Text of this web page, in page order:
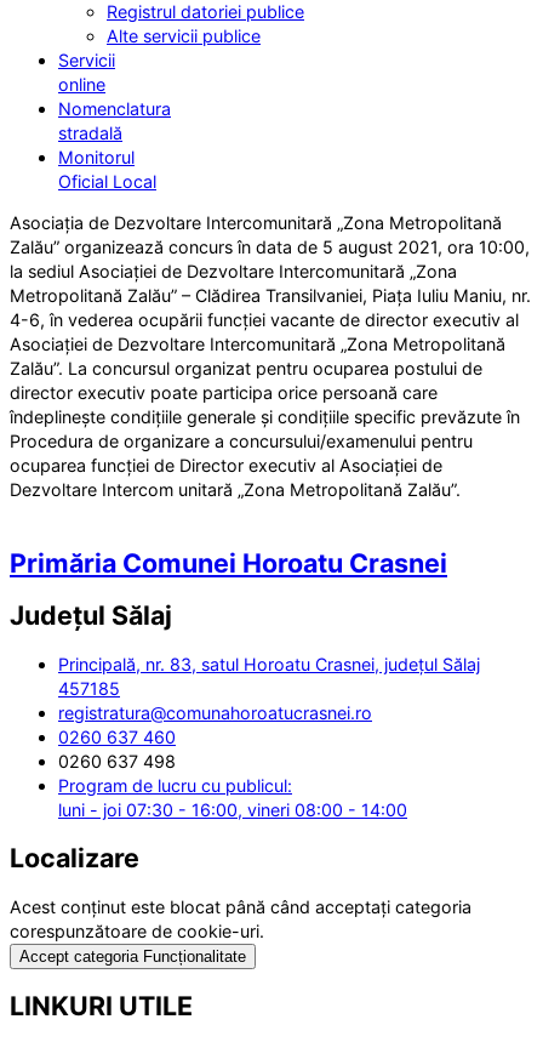
Registrul datoriei publice
Alte servicii publice
Servicii
online
Nomenclatura
stradală
Monitorul
Oficial Local
Asociația de Dezvoltare Intercomunitară „Zona Metropolitană
Zalău” organizează concurs în data de 5 august 2021, ora 10:00,
la sediul Asociației de Dezvoltare Intercomunitară „Zona
Metropolitană Zalău” – Clădirea Transilvaniei, Piața Iuliu Maniu, nr.
4-6, în vederea ocupării funcției vacante de director executiv al
Asociației de Dezvoltare Intercomunitară „Zona Metropolitană
Zalău”. La concursul organizat pentru ocuparea postului de
director executiv poate participa orice persoană care
îndeplinește condițiile generale și condițiile specific prevăzute în
Procedura de organizare a concursului/examenului pentru
ocuparea funcției de Director executiv al Asociației de
Dezvoltare Intercom unitară „Zona Metropolitană Zalău”.
Primăria Comunei Horoatu Crasnei
Județul Sălaj
Principală, nr. 83, satul Horoatu Crasnei, județul Sălaj
457185
registratura@comunahoroatucrasnei.ro
0260 637 460
0260 637 498
Program de lucru cu publicul:
luni - joi 07:30 - 16:00, vineri 08:00 - 14:00
Localizare
Acest conținut este blocat până când acceptați categoria
corespunzătoare de cookie-uri.
Accept categoria Funcționalitate
LINKURI UTILE